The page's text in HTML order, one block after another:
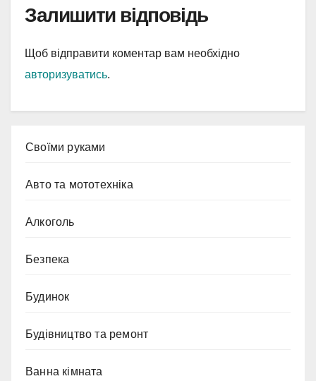
Залишити відповідь
Щоб відправити коментар вам необхідно
авторизуватись.
Cвоїми руками
Авто та мототехніка
Алкоголь
Безпека
Будинок
Будівництво та ремонт
Ванна кімната